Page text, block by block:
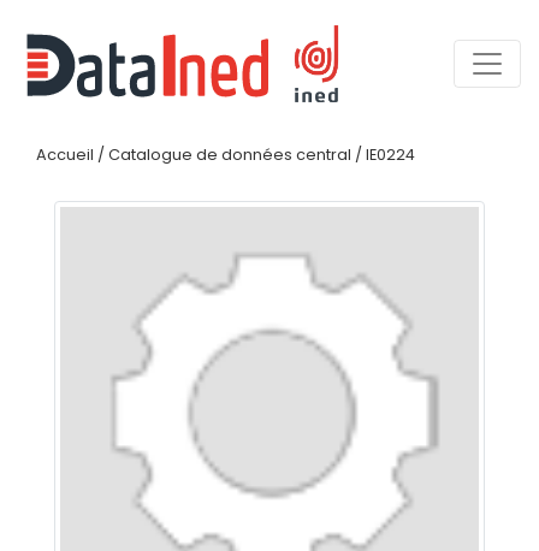
Accueil / Catalogue de données central / IE0224